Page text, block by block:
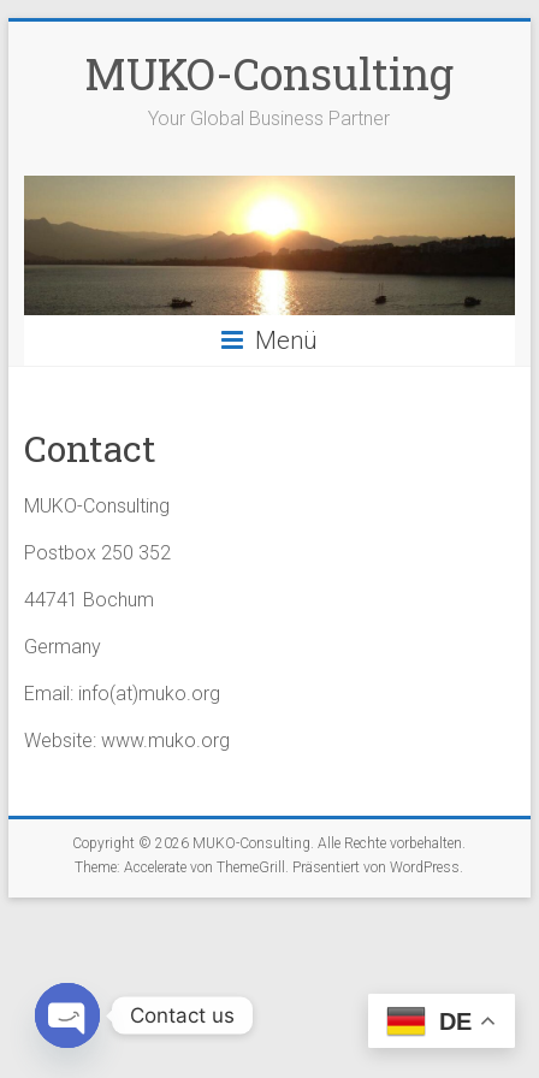
MUKO-Consulting
Your Global Business Partner
Menü
Contact
MUKO-Consulting
Postbox 250 352
44741 Bochum
Germany
Email: info(at)muko.org
Website: www.muko.org
Copyright © 2026 MUKO-Consulting . Alle Rechte vorbehalten.
Theme:Accelerate von ThemeGrill. Präsentiert vonWordPress
DE
Contact us